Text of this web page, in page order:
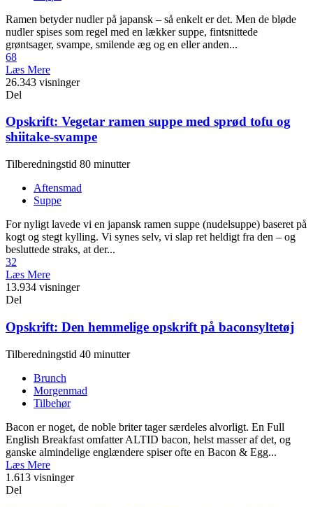
Ramen betyder nudler på japansk – så enkelt er det. Men de bløde
nudler spises som regel med en lækker suppe, fintsnittede
grøntsager, svampe, smilende æg og en eller anden...
68
Læs Mere
26.343 visninger
Del
Opskrift: Vegetar ramen suppe med sprød tofu og
shiitake-svampe
Tilberedningstid 80 minutter
Aftensmad
Suppe
For nyligt lavede vi en japansk ramen suppe (nudelsuppe) baseret på
kogt og stegt kylling. Vi synes selv, vi slap ret heldigt fra den – og
besluttede straks, at der...
32
Læs Mere
13.934 visninger
Del
Opskrift: Den hemmelige opskrift på baconsyltetøj
Tilberedningstid 40 minutter
Brunch
Morgenmad
Tilbehør
Bacon er noget, de noble briter tager særdeles alvorligt. En Full
English Breakfast omfatter ALTID bacon, helst masser af det, og
ganske almindelige englændere spiser ofte en Bacon & Egg...
Læs Mere
1.613 visninger
Del